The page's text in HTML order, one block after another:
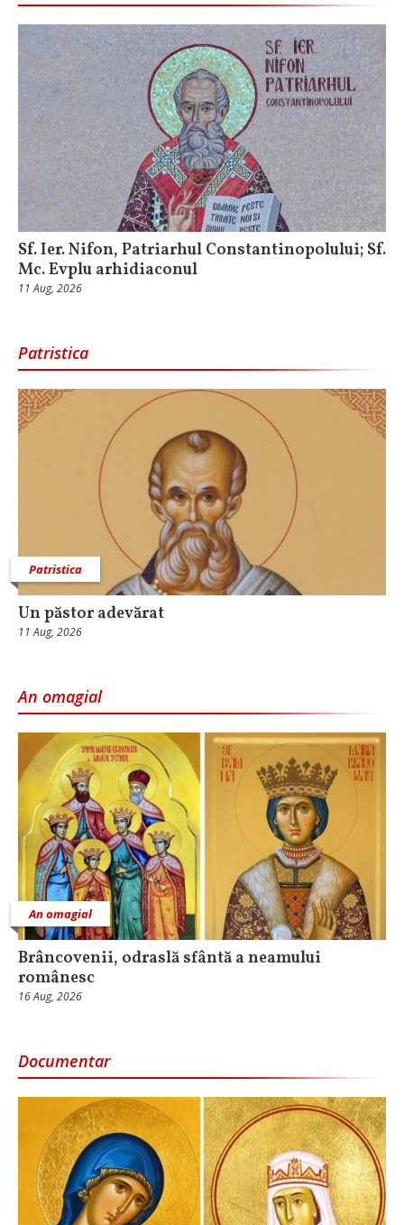
Sf. Ier. Nifon, Patriarhul Constantinopolului; Sf.
Mc. Evplu arhidiaconul
11 Aug, 2026
Patristica
Patristica
Un păstor adevărat
11 Aug, 2026
An omagial
An omagial
Brâncovenii, odraslă sfântă a neamului
românesc
16 Aug, 2026
Documentar